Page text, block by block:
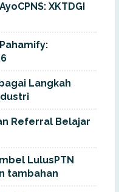
XKTDGI
Langkah
Referral Belajar
LulusPTN
tambahan